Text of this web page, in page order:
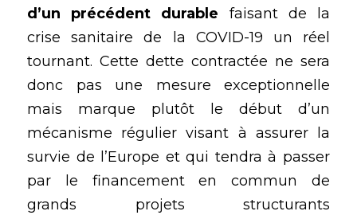
d’un précédent durable faisant de la
crise sanitaire de la COVID-19 un réel
tournant. Cette dette contractée ne sera
donc pas une mesure exceptionnelle
mais marque plutôt le début d’un
mécanisme régulier visant à assurer la
survie de l’Europe et qui tendra à passer
par le financement en commun de
grands projets structurants